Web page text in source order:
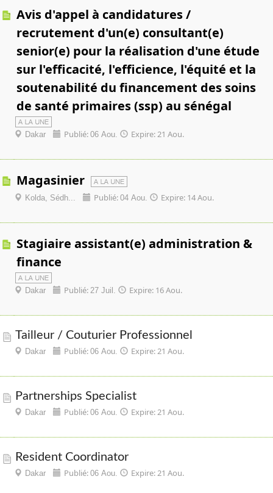
avis d'appel à candidatures /
recrutement d'un(e) consultant(e)
senior(e) pour la réalisation d'une étude
sur l'efficacité, l'efficience, l'équité et la
soutenabilité du financement des soins
de santé primaires (ssp) au sénégal
Dakar Publié: 06 Aou. Expire: 21 Aou.
magasinier
Kolda, Sédh... Publié: 04 Aou. Expire: 14 Aou.
stagiaire assistant(e) administration &
finance
Dakar Publié: 27 Juil. Expire: 16 Aou.
Tailleur / Couturier Professionnel
Dakar Publié: 06 Aou. Expire: 21 Aou.
Partnerships Specialist
Dakar Publié: 06 Aou. Expire: 21 Aou.
Resident Coordinator
Dakar Publié: 06 Aou. Expire: 21 Aou.